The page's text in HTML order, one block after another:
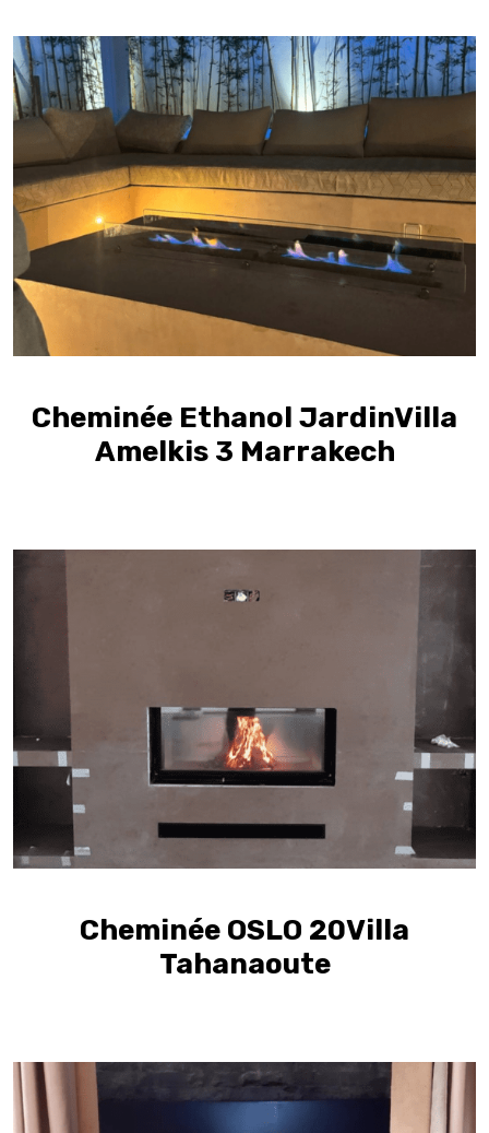
Cheminée Ethanol JardinVilla
Amelkis 3 Marrakech
Cheminée OSLO 20Villa
Tahanaoute